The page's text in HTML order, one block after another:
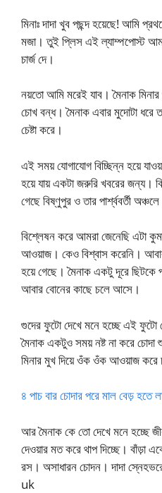
মিনাঃ দাদা খুব পছন্দ হয়েছে! আমি
মজা। তুই প্লিস এই ল্যাম্পপোস্ট
চার্জ দে।
নয়তো আমি মরেই যাব। মৈনাক
চোখ বন্ধ। মৈনাক এবার মুদোটা ধরে
চেষ্টা করে।
এই সময় যোগাযোগ বিচ্ছিন্ন হয়ে
হয়ে যায় একটা জরুরি খবরের জন্য।
গেছে বিষ্ণুপুর ও তার পার্শ্ববর্তী
বিশ্লেষন করে আমরা জেনেছি এটা
আওয়াজ। কেও বিশ্বাস করেনি।
হয়ে গেছে। মৈনাক একটু দূরে ছিটকে
আবার বোনের কাছে চলে আসে।
গুদের ফুটো দেখে মনে হচ্ছে এই ফুটো
মৈনাক একটুও সময় নষ্ট না করে
মিনার মুখ দিয়ে ওঁক ওঁক আওয়াজ করে
৪ পাচ বার চোদার পরে মাল বেড় হতে
আর মৈনাক কে তো দেখে মনে হচ্ছে
দেওয়ার মত করে থাপ দিচ্ছে। বাঁড়া
রস। অসাধারন চোদন। দাদা
uk